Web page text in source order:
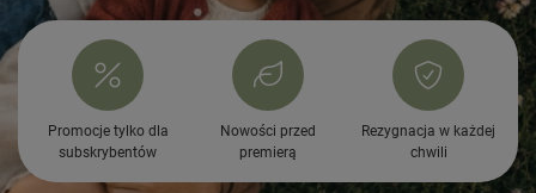
Promocje tylko dla
subskrybentów
Nowości przed
premierą
Rezygnacja w każdej
chwili